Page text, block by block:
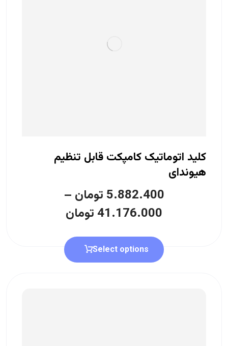
کلید اتوماتیک کامپکت قابل تنظیم
هیوندای
5.882.400 تومان –
41.176.000 تومان
Select options